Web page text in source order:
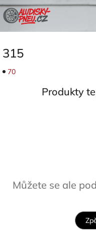
Přejít
na
obsah
315
70
Produkty
Můžete se ale